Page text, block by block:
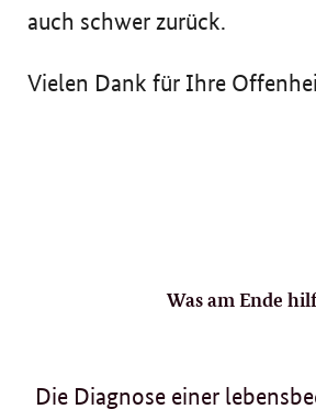
auch schwer zurück.
Vielen Dank für Ihre
Was am Ende
Die Diagnose einer